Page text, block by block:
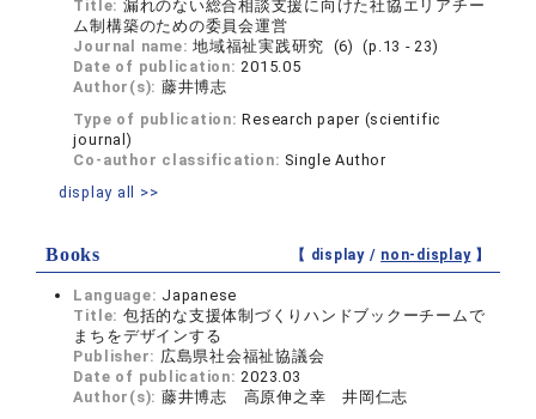
Title: 漏れのない総合相談支援に向けた社協エリアチー
ム制構築のための委員会運営
Journal name:地域福祉実践研究 (6) (p.13 - 23)
Date of publication:2015.05
Author(s): 藤井博志
Type of publication:Research paper (scientific
journal)
Co-author classification: Single Author
display all >>
Books 【 display / non-display】
Language: Japanese
Title: 包括的な支援体制づくりハンドブックーチームで
まちをデザインする
Publisher: 広島県社会福祉協議会
Date of publication:2023.03
Author(s): 藤井博志 高原伸之幸 井岡仁志